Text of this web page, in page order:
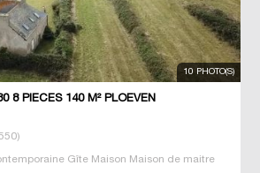
10 PHOTO(S)
8 PIECES 140 M² PLOEVEN
)
Gîte Maison Maison de maitre